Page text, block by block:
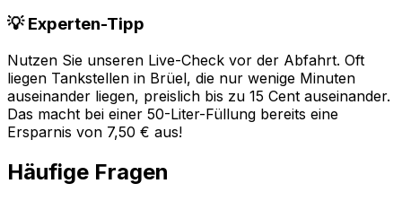
💡 Experten-Tipp
Nutzen Sie unseren Live-Check vor der Abfahrt. Oft
liegen Tankstellen in Brüel, die nur wenige Minuten
auseinander liegen, preislich bis zu 15 Cent auseinander.
Das macht bei einer 50-Liter-Füllung bereits eine
Ersparnis von 7,50 € aus!
Häufige Fragen